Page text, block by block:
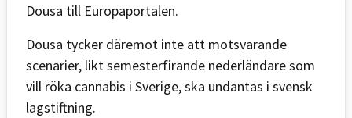
Dousa till Europaportalen.
Dousa tycker däremot inte att motsvarande
scenarier, likt semesterfirande nederländare som
vill röka cannabis i Sverige, ska undantas i svensk
lagstiftning.